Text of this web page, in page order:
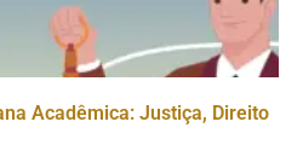
Acadêmica: Justiça, Direito